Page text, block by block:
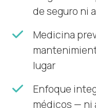
de seguro ni
Medicina
lugar
Enfoque
médicos — ni